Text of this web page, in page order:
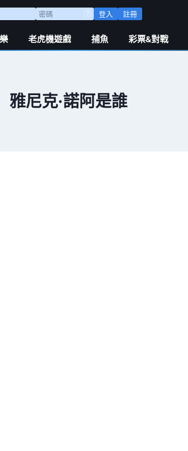
登入 註冊
老虎機遊戲 捕魚 彩票&對戰
雅尼克·諾阿是誰